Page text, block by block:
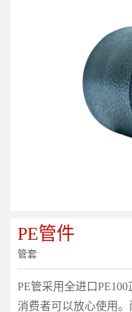
PE管件
管套
PE管采用全进口
消费者可以放心使用